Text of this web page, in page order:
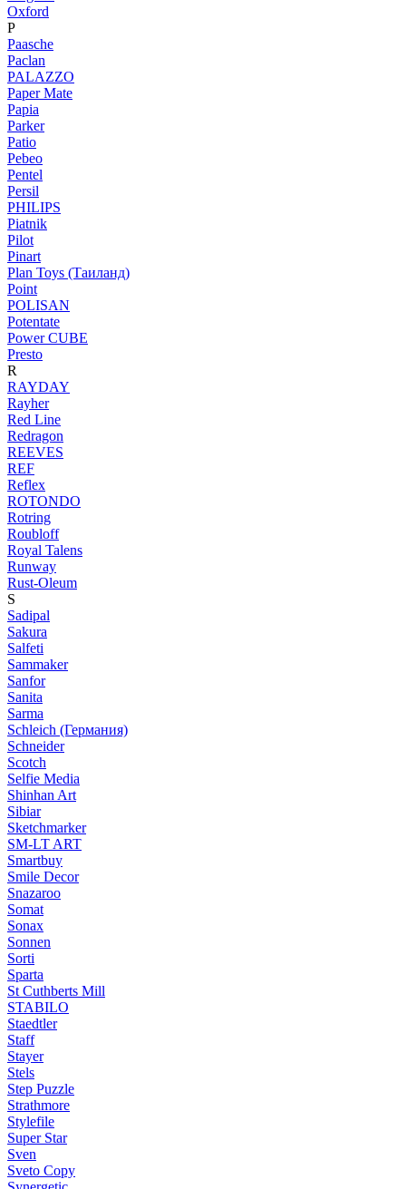
Oxford
P
Paasche
Paclan
PALAZZO
Paper Mate
Papia
Parker
Patio
Pebeo
Pentel
Persil
PHILIPS
Piatnik
Pilot
Pinart
Plan Toys (Таиланд)
Point
POLISAN
Potentate
Power CUBE
Presto
R
RAYDAY
Rayher
Red Line
Redragon
REEVES
REF
Reflex
ROTONDO
Rotring
Roubloff
Royal Talens
Runway
Rust-Oleum
S
Sadipal
Sakura
Salfeti
Sammaker
Sanfor
Sanita
Sarma
Schleich (Германия)
Schneider
Scotch
Selfie Media
Shinhan Art
Sibiar
Sketchmarker
SM-LT ART
Smartbuy
Smile Decor
Snazaroo
Somat
Sonax
Sonnen
Sorti
Sparta
St Cuthberts Mill
STABILO
Staedtler
Staff
Stayer
Stels
Step Puzzle
Strathmore
Stylefile
Super Star
Sven
Sveto Copy